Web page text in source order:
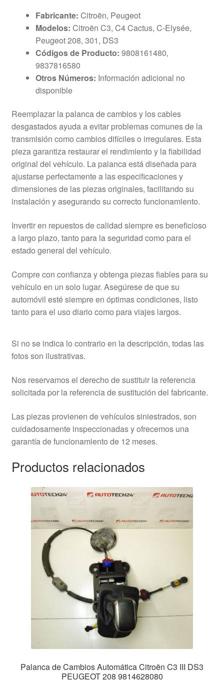
Fabricante: Citroën, Peugeot
Modelos: Citroën C3, C4 Cactus, C-Elysée,
Peugeot 208, 301, DS3
Códigos de Producto: 9808161480,
9837816580
Otros Números: Información adicional no
disponible
Reemplazar la palanca de cambios y los cables
desgastados ayuda a evitar problemas comunes de la
transmisión como cambios difíciles o irregulares. Esta
pieza garantiza restaurar el rendimiento y la fiabilidad
original del vehículo. La palanca está diseñada para
ajustarse perfectamente a las especificaciones y
dimensiones de las piezas originales, facilitando su
instalación y asegurando su correcto funcionamiento.
Invertir en repuestos de calidad siempre es beneficioso
a largo plazo, tanto para la seguridad como para el
estado general del vehículo.
Compre con confianza y obtenga piezas fiables para su
vehículo en un solo lugar. Asegúrese de que su
automóvil esté siempre en óptimas condiciones, listo
tanto para el uso diario como para viajes largos.
Si no se indica lo contrario en la descripción, todas las
fotos son ilustrativas.
Nos reservamos el derecho de sustituir la referencia
solicitada por la referencia de sustitución del fabricante.
Las piezas provienen de vehículos siniestrados, son
cuidadosamente inspeccionadas y ofrecemos una
garantía de funcionamiento de 12 meses.
Productos relacionados
Palanca de Cambios Automática Citroën C3 III DS3
PEUGEOT 208 9814628080